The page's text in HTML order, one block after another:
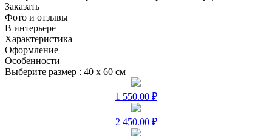
Заказать
Фото и отзывы
В интерьере
Характеристика
Оформление
Особенности
Выберите размер : 40 х 60 см
1 550.00 ₽
2 450.00 ₽